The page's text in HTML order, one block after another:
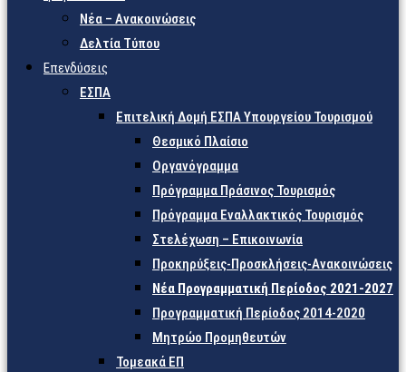
Νέα – Ανακοινώσεις
Δελτία Τύπου
Επενδύσεις
ΕΣΠΑ
Επιτελική Δομή ΕΣΠΑ Υπουργείου Τουρισμού
Θεσμικό Πλαίσιο
Οργανόγραμμα
Πρόγραμμα Πράσινος Τουρισμός
Πρόγραμμα Εναλλακτικός Τουρισμός
Στελέχωση – Επικοινωνία
Προκηρύξεις-Προσκλήσεις-Ανακοινώσεις
Νέα Προγραμματική Περίοδος 2021-2027
Προγραμματική Περίοδος 2014-2020
Μητρώο Προμηθευτών
Τομεακά ΕΠ